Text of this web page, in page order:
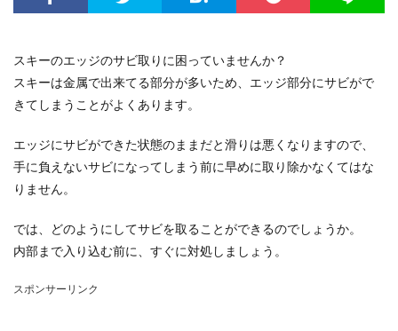
スキーのエッジのサビ取りに困っていませんか？
スキーは金属で出来てる部分が多いため、エッジ部分にサビがで
きてしまうことがよくあります。
エッジにサビができた状態のままだと滑りは悪くなりますので、
手に負えないサビになってしまう前に早めに取り除かなくてはな
りません。
では、どのようにしてサビを取ることができるのでしょうか。
内部まで入り込む前に、すぐに対処しましょう。
スポンサーリンク